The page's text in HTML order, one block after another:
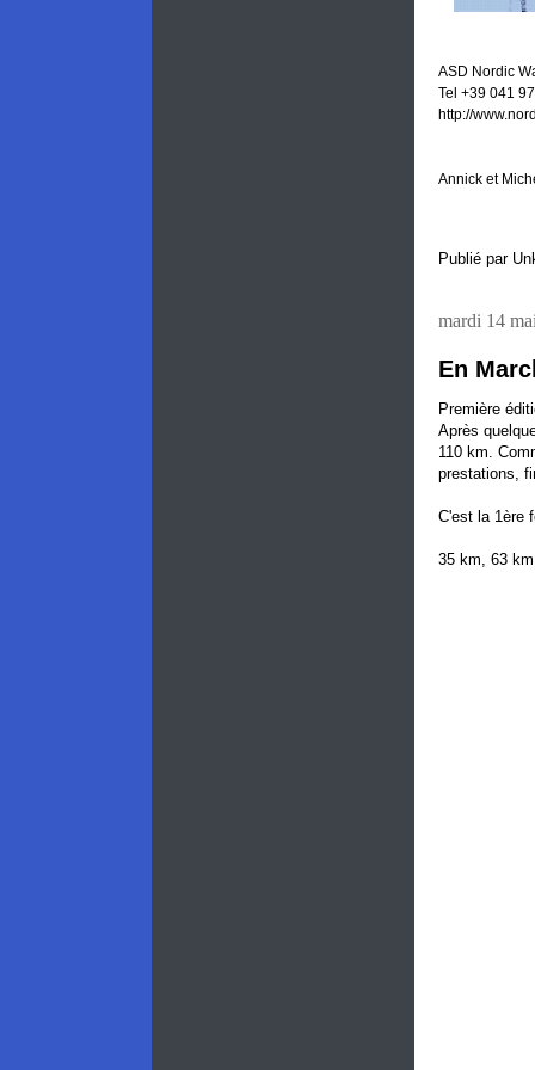
ASD Nordic
Tel +39 041
http://
Annick et
Publié par
mardi 14
En
Première
Après
110 km.
prestations,
C'est la 1ère
35 km, 63